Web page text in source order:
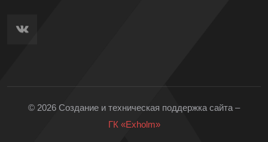
© 2026 Создание и техническая поддержка сайта –
ГК «Exholm»